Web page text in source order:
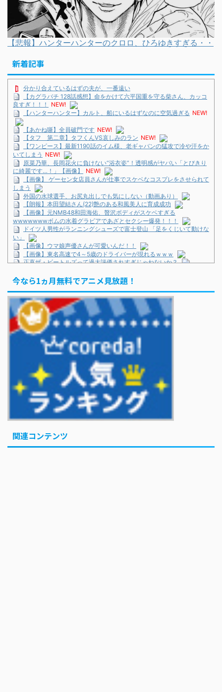
【悲報】ハンターハンターのクロロ、ひろゆきすぎる・・
新着記事
分かり合えているはずの夫が、一番遠い
【カグラバチ 128話感想】命をかけて六平国重を守る柴さん、カッコ
良すぎ！！！
NEW!
【ハンターハンター】カルト、船にいるはずなのに空気過ぎる NEW!
【あかね噺】全員破門です NEW!
【タフ 第二章】タフくんVS哀しみのラン NEW!
【ワンピース】最新1190話のイム様、老ギャバンの猛攻で冷や汗をか
いてしまう NEW!
原菜乃華、長岡花火に負けない“浴衣姿”！透明感がヤバい「とびきり
に綺麗です…！」【画像】
NEW!
【画像】 ゲーセン女店員さんが仕事でスケベなコスプレをさせられて
しまう
外国の水球選手、お尻丸出しでも気にしない（動画あり）
【朗報】本田望結さん(22)艶のある和風美人に育成成功
【画像】元NMB48和田海佑、贅沢ボディがスケベすぎる
wwwwwwwボムの水着グラビアであざとセクシー爆発！！！
ドイツ人男性がランニングシューズで富士登山 「足をくじいて動けな
い」
【画像】ウマ娘声優さんが可愛いんだ！！
【画像】東名高速で4～5歳のドライバーが現れるｗｗｗ
正直ザ・ビートルズって過大評価されすぎじゃねないか？
い」
巨人・坂本勇人が「1億円申告漏れ」 税務当局が指摘するも修正に応
じず
KOBAMETALが語る、ベビメタ主催フェスの見どころ
巨人・坂本勇人が「1億円申告漏れ」 税務当局が指摘するも修正に応
じず
「イケオジって言葉よくなくない？」 KAT-TUN上田竜也の問題提起
で議論に...「オジ」はいいのに「オバ」はNG？
巨人・坂本勇人が「1億円申告漏れ」 税務当局が指摘するも修正に応
Powered by livedoor 相互RSS
今なら1ヵ月無料でアニメ見放題！
関連コンテンツ